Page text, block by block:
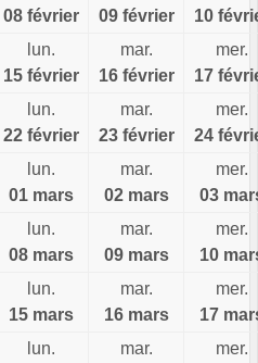
08 février
09 février
10
lun.
15 février
mar.
16 février
mer.
17
lun.
22 février
mar.
23 février
mer.
24
lun.
01 mars
mar.
02 mars
mer.
03
lun.
08 mars
mar.
09 mars
mer.
10
lun.
15 mars
mar.
16 mars
mer.
17
lun.
mar.
mer.